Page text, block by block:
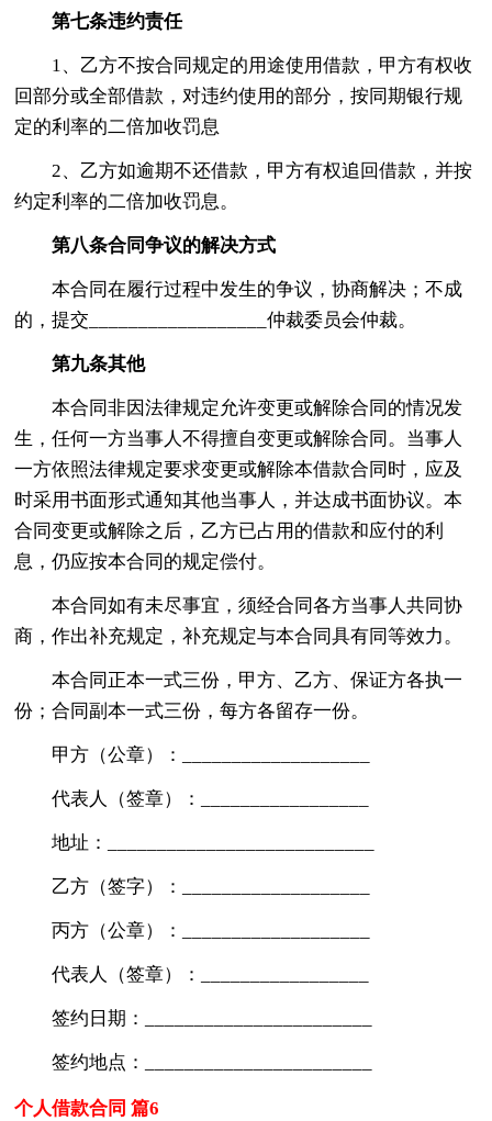
第七条违约责任
1、乙方不按合同规定的用途使用借款，甲方有权收
回部分或全部借款，对违约使用的部分，按同期银行规
定的利率的二倍加收罚息
2、乙方如逾期不还借款，甲方有权追回借款，并按
约定利率的二倍加收罚息。
第八条合同争议的解决方式
本合同在履行过程中发生的争议，协商解决；不成
的，提交__________________仲裁委员会仲裁。
第九条其他
本合同非因法律规定允许变更或解除合同的情况发
生，任何一方当事人不得擅自变更或解除合同。当事人
一方依照法律规定要求变更或解除本借款合同时，应及
时采用书面形式通知其他当事人，并达成书面协议。本
合同变更或解除之后，乙方已占用的借款和应付的利
息，仍应按本合同的规定偿付。
本合同如有未尽事宜，须经合同各方当事人共同协
商，作出补充规定，补充规定与本合同具有同等效力。
本合同正本一式三份，甲方、乙方、保证方各执一
份；合同副本一式三份，每方各留存一份。
甲方（公章）：___________________
代表人（签章）：_________________
地址：___________________________
乙方（签字）：___________________
丙方（公章）：___________________
代表人（签章）：_________________
签约日期：_______________________
签约地点：_______________________
个人借款合同 篇6